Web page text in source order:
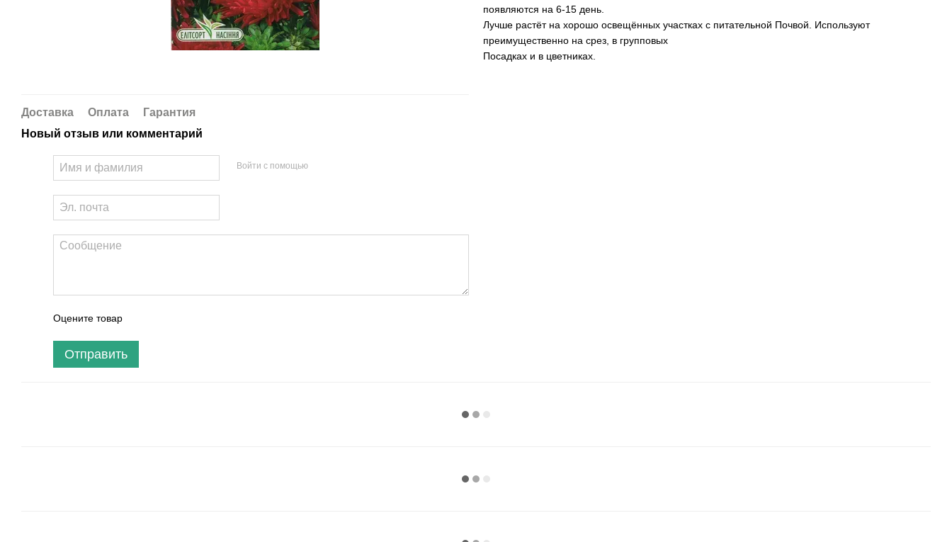
Доставка Оплата
Гарантия
Новый отзыв или комментарий
Войти с помощью
Оцените товар
Отправить
появляются на 6-15 день.
Лучше растёт на хорошо освещённых участках с питательной Почвой. Используют
преимущественно на срез, в групповых
Посадках и в цветниках.